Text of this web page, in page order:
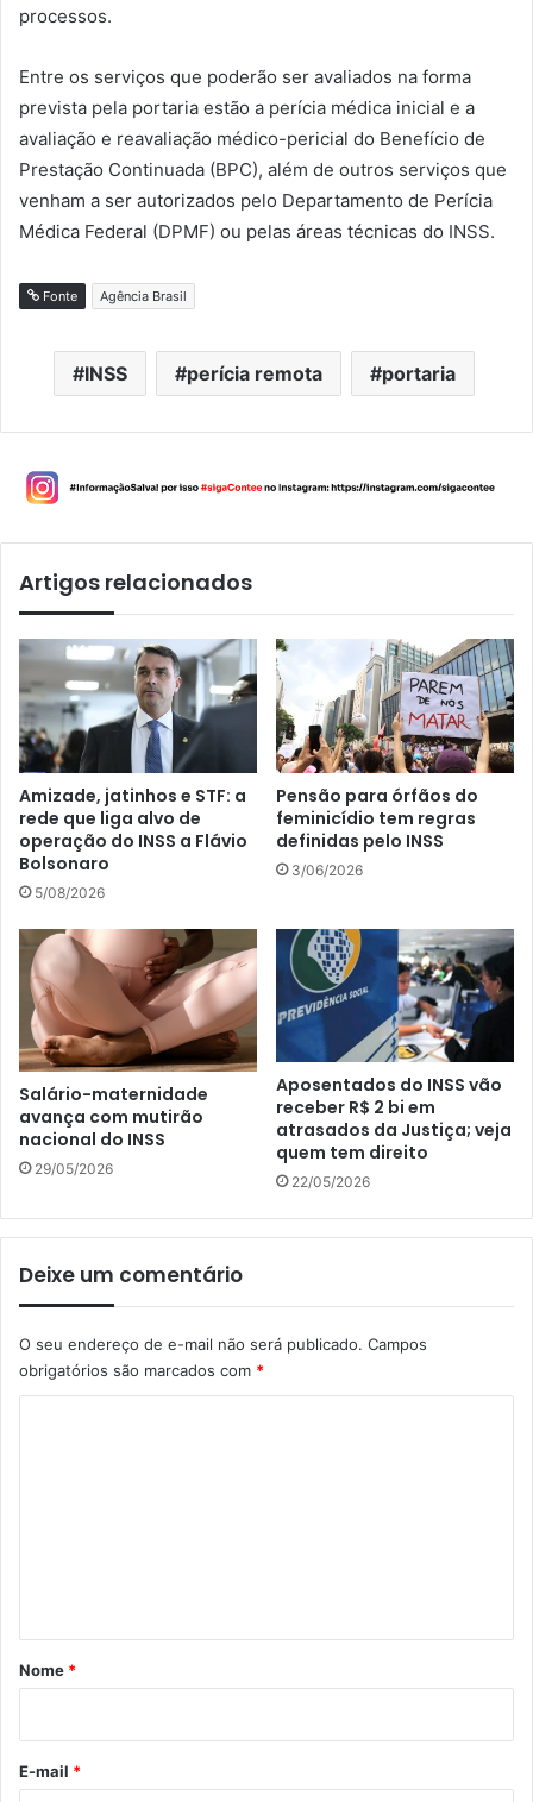
processos.
Entre os serviços que poderão ser avaliados na forma
prevista pela portaria estão a perícia médica inicial e a
avaliação e reavaliação médico-pericial do Benefício de
Prestação Continuada (BPC), além de outros serviços que
venham a ser autorizados pelo Departamento de Perícia
Médica Federal (DPMF) ou pelas áreas técnicas do INSS.
Fonte Agência Brasil
INSS perícia remota portaria
Artigos relacionados
Amizade, jatinhos e STF: a
rede que liga alvo de
operação do INSS a Flávio
Bolsonaro
5/08/2026
Pensão para órfãos do
feminicídio tem regras
definidas pelo INSS
3/06/2026
Salário-maternidade
avança com mutirão
nacional do INSS
29/05/2026
Aposentados do INSS vão
receber R$ 2 bi em
atrasados da Justiça; veja
quem tem direito
22/05/2026
Deixe um comentário
O seu endereço de e-mail não será publicado. Campos
obrigatórios são marcados com *
r
*
Nome *
E-mail *